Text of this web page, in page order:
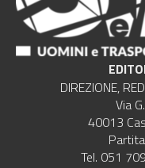
DIREZIONE,
Via
40013
Tel. 051